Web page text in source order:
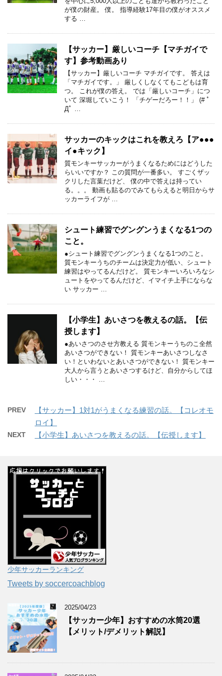
が僕の財産。 僕。 指導経験17年目の僕がオススメ
する …
【サッカー】厳しいコーチ【マチガイで
す】参考動画あり
【サッカー】厳しいコーチ マチガイです。 答えは
「マチガイです。」 厳しくしなくてもこどもは育
つ。 これが僕の答え。 では「厳しいコーチ」につ
いて 深堀していこう！ 「チゲーだろー！！」 (# ﾟ
Дﾟ …
サッカーのキックはこれを教えろ【ア●●●
イ●キック】
質モンキーサッカーがうまくなるためにはどうした
らいいですか？ この質問が一番多い。 すごくザッ
クリした言葉だけど、 僕の中で答えは持ってい
る。。。 動画も貼るのでみてもらえると明日からサ
ッカーライフが …
シュート練習でグングンうまくなる1つの
こと。
●シュート練習でグングンうまくなる1つのこと。
質モンキーうちのチームは決定力が低い、シュート
練習はやってるんだけど。 質モンキーいろいろなシ
ュートをやってるんだけど、イマイチ上手にならな
い サッカー …
【小学生】あいさつを教えるの話。【伝
授します】
●あいさつのさせ方教える 質モンキーうちのこ全然
あいさつができない！ 質モンキーあいさつしなさ
い！といわないとあいさつができない！ 質モンキー
大人から言うとあいさつするけど、自分からしてほ
しい・・・ …
PREV
【サッカー】1対1がうまくなる練習の話。【コレオモ
ロイ】
NEXT 【小学生】あいさつを教えるの話。【伝授します】
少年サッカーランキング
Tweets by soccercoachblog
2025/04/23
【サッカー少年】おすすめの水筒20選
【メリット/デメリット解説】